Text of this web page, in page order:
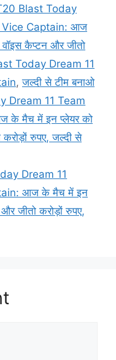
Blast Today
Vice Captain: आज
कैप्टन और जीतो
Today Dream 11
,जल्दी से टीम बनाओ
Dream 11 Team
के मैच में इन प्लेयर को
रुपए, जल्दी से
Dream 11
आज के मैच में इन
जीतो करोड़ों रुपए,